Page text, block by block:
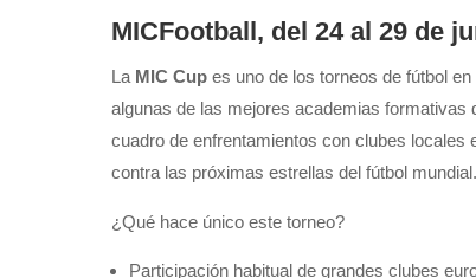
MICFootball, del 24 al 29 de
La MIC Cupes uno de los torneos de fútbol
algunas de las mejores academias
cuadro de enfrentamientos con clubes locales
contra las próximas estrellas del fútbol mundial.
¿Qué hace único este torneo?
Participación habitual de grandes clubes